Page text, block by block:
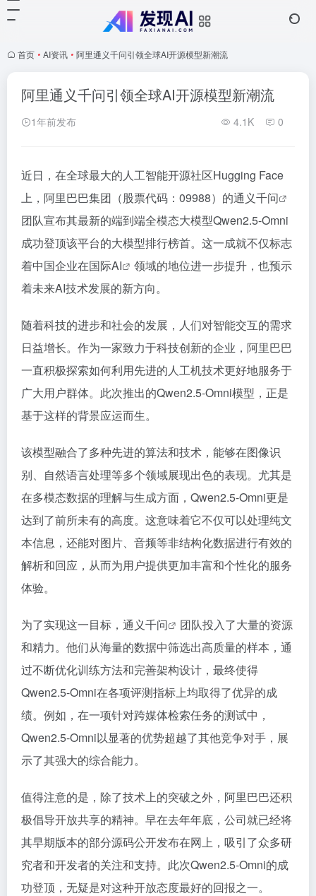
首页 • AI资讯 • 阿里通义千问引领全球AI开源模型新潮流
阿里通义千问引领全球AI开源模型新潮流
1年前发布 4.1K 0
近日，在全球最大的人工智能开源社区Hugging Face
上，阿里巴巴集团（股票代码：09988）的通义千问
团队宣布其最新的端到端全模态大模型Qwen2.5-Omni
成功登顶该平台的大模型排行榜首。这一成就不仅标志
着中国企业在国际AI
领域的地位进一步提升，也预示
着未来AI技术发展的新方向。
随着科技的进步和社会的发展，人们对智能交互的需求
日益增长。作为一家致力于科技创新的企业，阿里巴巴
一直积极探索如何利用先进的人工机技术更好地服务于
广大用户群体。此次推出的Qwen2.5-Omni模型，正是
基于这样的背景应运而生。
该模型融合了多种先进的算法和技术，能够在图像识
别、自然语言处理等多个领域展现出色的表现。尤其是
在多模态数据的理解与生成方面，Qwen2.5-Omni更是
达到了前所未有的高度。这意味着它不仅可以处理纯文
本信息，还能对图片、音频等非结构化数据进行有效的
解析和回应，从而为用户提供更加丰富和个性化的服务
体验。
为了实现这一目标， 通义千问
团队投入了大量的资源
和精力。他们从海量的数据中筛选出高质量的样本，通
过不断优化训练方法和完善架构设计，最终使得
Qwen2.5-Omni在各项评测指标上均取得了优异的成
绩。例如，在一项针对跨媒体检索任务的测试中，
Qwen2.5-Omni以显著的优势超越了其他竞争对手，展
示了其强大的综合能力。
值得注意的是，除了技术上的突破之外，阿里巴巴还积
极倡导开放共享的精神。早在去年年底，公司就已经将
其早期版本的部分源码公开发布在网上，吸引了众多研
究者和开发者的关注和支持。此次Qwen2.5-Omni的成
功登顶，无疑是对这种开放态度最好的回报之一。